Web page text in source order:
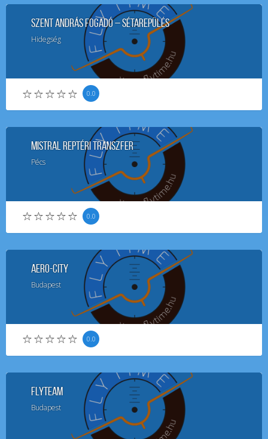
Szent András Fogadó – Sétarepülés
Hidegség
0.0
Mistral Reptéri Transzfer
Pécs
0.0
Aero-City
Budapest
0.0
FlyTeam
Budapest